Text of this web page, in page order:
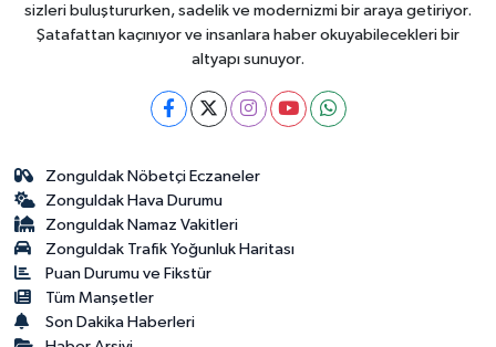
sizleri buluştururken, sadelik ve modernizmi bir araya getiriyor.
Şatafattan kaçınıyor ve insanlara haber okuyabilecekleri bir
altyapı sunuyor.
Zonguldak Nöbetçi Eczaneler
Zonguldak Hava Durumu
Zonguldak Namaz Vakitleri
Zonguldak Trafik Yoğunluk Haritası
Puan Durumu ve Fikstür
Tüm Manşetler
Son Dakika Haberleri